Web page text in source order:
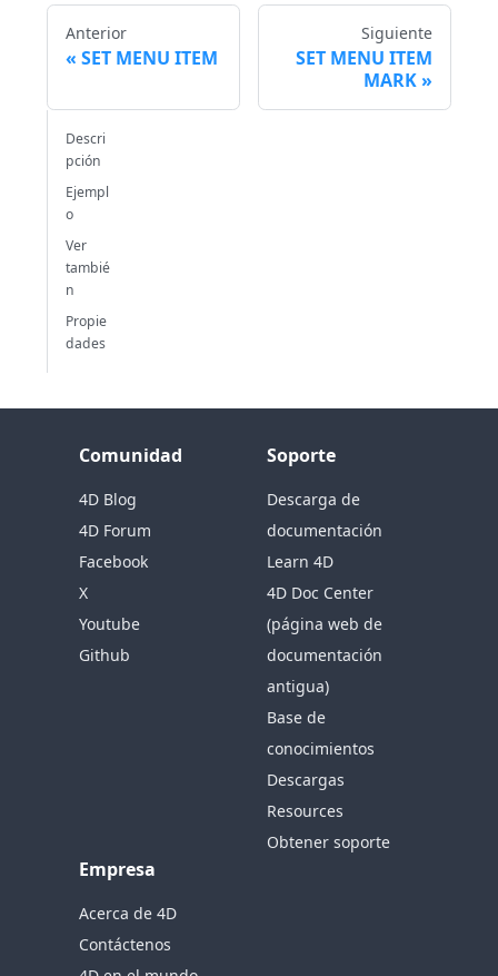
Anterior
SET MENU ITEM
Siguiente
SET MENU ITEM
MARK
Descri
pción
Ejempl
o
Ver
tambié
n
Propie
dades
Comunidad
4D Blog
4D Forum
Facebook
X
Youtube
Github
Soporte
Descarga de
documentación
Learn 4D
4D Doc Center
(página web de
documentación
antigua)
Base de
conocimientos
Descargas
Resources
Obtener soporte
Empresa
Acerca de 4D
Contáctenos